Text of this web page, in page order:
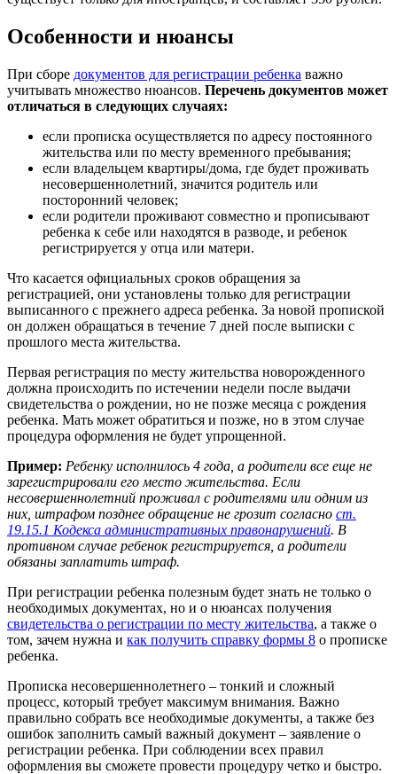
Особенности и нюансы
При сборе документов для регистрации ребенка важно
учитывать множество нюансов. Перечень документов может
отличаться в следующих случаях:
если прописка осуществляется по адресу постоянного
жительства или по месту временного пребывания;
если владельцем квартиры/дома, где будет проживать
несовершеннолетний, значится родитель или
посторонний человек;
если родители проживают совместно и прописывают
ребенка к себе или находятся в разводе, и ребенок
регистрируется у отца или матери.
Что касается официальных сроков обращения за
регистрацией, они установлены только для регистрации
выписанного с прежнего адреса ребенка. За новой пропиской
он должен обращаться в течение 7 дней после выписки с
прошлого места жительства.
Первая регистрация по месту жительства новорожденного
должна происходить по истечении недели после выдачи
свидетельства о рождении, но не позже месяца с рождения
ребенка. Мать может обратиться и позже, но в этом случае
процедура оформления не будет упрощенной.
Пример: Ребенку исполнилось 4 года, а родители все еще не
зарегистрировали его место жительства. Если
несовершеннолетний проживал с родителями или одним из
них, штрафом позднее обращение не грозит согласно ст.
19.15.1 Кодекса административных правонарушений. В
противном случае ребенок регистрируется, а родители
обязаны заплатить штраф.
При регистрации ребенка полезным будет знать не только о
необходимых документах, но и о нюансах получения
свидетельства о регистрации по месту жительства, а также о
том, зачем нужна и как получить справку формы 8 о прописке
ребенка.
Прописка несовершеннолетнего – тонкий и сложный
процесс, который требует максимум внимания. Важно
правильно собрать все необходимые документы, а также без
ошибок заполнить самый важный документ – заявление о
регистрации ребенка. При соблюдении всех правил
оформления вы сможете провести процедуру четко и быстро.